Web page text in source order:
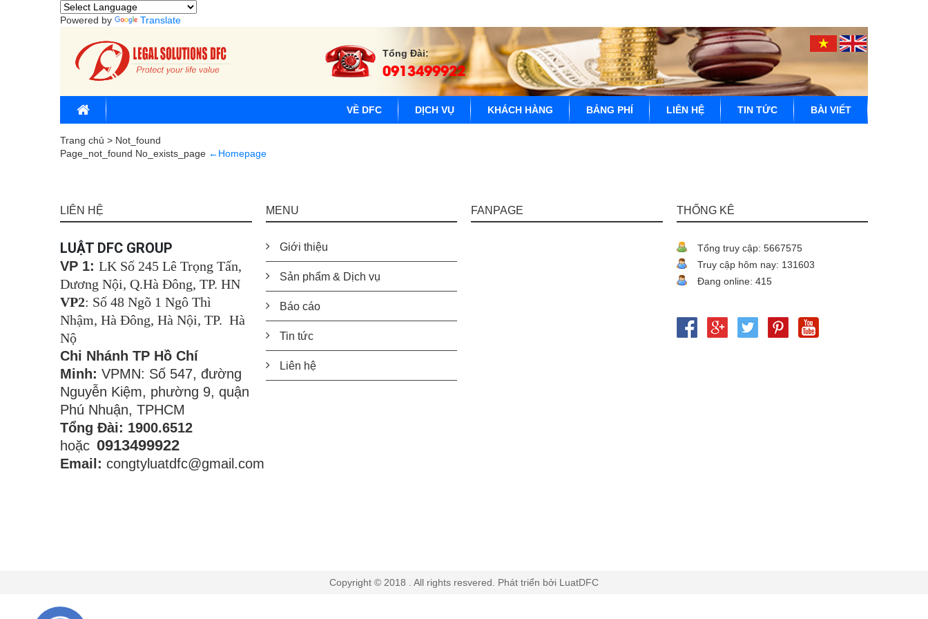
Powered by Translate
Tổng Đài:
0913499922
VỀ DFC DỊCH VỤ KHÁCH HÀNG BẢNG PHÍ LIÊN HỆ TIN TỨC BÀI VIẾT
Trang chủ > Not_found
Page_not_found No_exists_page ←Homepage
LIÊN HỆ
LUẬT DFC GROUP
VP 1: LK Số 245 Lê Trọng Tấn,
Dương Nội, Q.Hà Đông, TP. HN
VP2: Số 48 Ngõ 1 Ngô Thì
Nhậm, Hà Đông, Hà Nội, TP. Hà
Nộ
Chi Nhánh TP Hồ Chí
Minh: VPMN: Số 547, đường
Nguyễn Kiệm, phường 9, quận
Phú Nhuận, TPHCM
Tổng Đài: 1900.6512
hoặc 0913499922
Email: congtyluatdfc@gmail.com
MENU
Giới thiệu
Sản phẩm & Dịch vụ
Báo cáo
Tin tức
Liên hệ
FANPAGE THỐNG KÊ
Tổng truy cập: 5667575
Truy cập hôm nay: 131603
Đang online: 415
Copyright © 2018 . All rights resvered. Phát triển bởi LuatDFC